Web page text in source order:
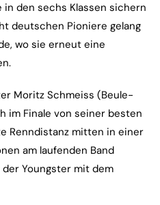
den sechs Klassen sichern
deutschen Pioniere gelang
wo sie erneut eine
Moritz Schmeiss (Beule-
im Finale von seiner besten
Renndistanz mitten in einer
am laufenden Band
Youngster mit dem